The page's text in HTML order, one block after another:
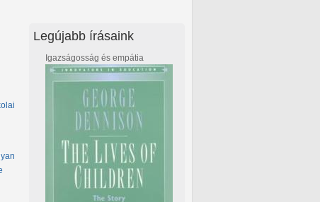
Legújabb írásaink
Igazságosság és empátia